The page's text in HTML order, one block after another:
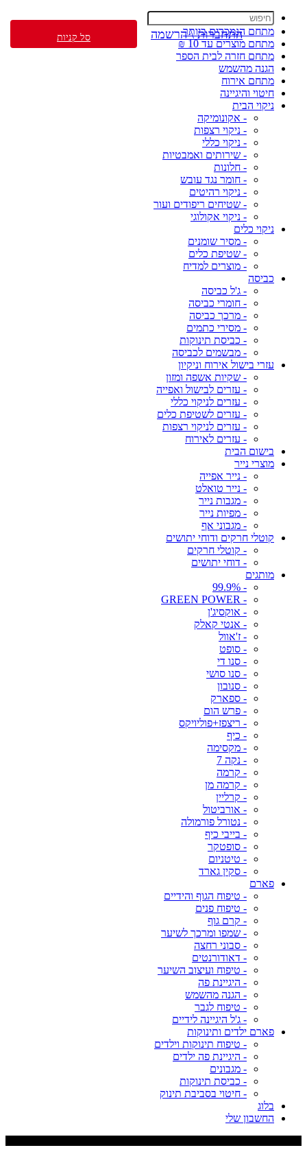
מתחם הנמכרים ביותר
מתחם מוצרים עד 10 ₪
מתחם חזרה לבית הספר
הגנה מהשמש
מתחם אירוח
חיטוי והיגיינה
ניקוי הבית
- אקונומיקה
- ניקוי רצפות
- ניקוי כללי
- שירותים ואמבטיות
- חלונות
- חומר נגד עובש
- ניקוי רהיטים
- שטיחים ריפודים ועור
- ניקוי אקולוגי
ניקוי כלים
- מסיר שומנים
- שטיפת כלים
- מוצרים למדיח
כביסה
- ג'ל כביסה
- חומרי כביסה
- מרכך כביסה
- מסירי כתמים
- כביסת תינוקות
- מבשמים לכביסה
עזרי בישול אירוח וניקיון
- שקיות אשפה ומזון
- עזרים לבישול ואפייה
- עזרים לניקוי כללי
- עזרים לשטיפת כלים
- עזרים לניקוי רצפות
- עזרים לאירוח
בישום הבית
מוצרי נייר
- נייר אפייה
- נייר טואלט
- מגבות נייר
- מפיות נייר
- מגבוני אף
קוטלי חרקים ודוחי יתושים
- קוטלי חרקים
- דוחי יתושים
מותגים
- 99.9%
- GREEN POWER
- אוקסיג'ן
- אנטי קאלק
- ז'אוול
- סופט
- סנו די
- סנו סושי
- סנובון
- ספארק
- פרש הום
- ריצפז+פוליויקס
- כיף
- מקסימה
- נקה 7
- קרמה
- קרמה מן
- קרליין
- אורביטול
- נטורל פורמולה
- בייבי כיף
- סופטקר
- טיטניום
- סקין גארד
פארם
- טיפוח הגוף והידיים
- טיפוח פנים
- קרם גוף
- שמפו ומרכך לשיער
- סבוני רחצה
- דאודורנטים
- טיפוח ועיצוב השיער
- היגיינת פה
- הגנה מהשמש
- טיפוח לגבר
- ג'ל היגיינה לידיים
פארם ילדים ותינוקות
- טיפוח תינוקות וילדים
- היגיינת פה ילדים
- מגבונים
- כביסת תינוקות
- חיטוי בסביבת תינוק
בלוג
החשבון שלי
התחברות \ הרשמה סל קניות